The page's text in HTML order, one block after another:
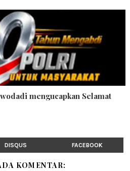
mengucapkan Selamat
DISQUS FACEBOOK
KOMENTAR: